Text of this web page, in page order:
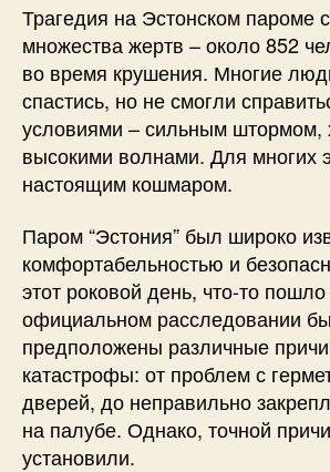
Трагедия на Эстонском пароме
множества жертв – около 852
во время крушения. Многие
спастись, но не смогли
условиями – сильным штормом,
высокими волнами. Для многих
настоящим кошмаром.
Паром “Эстония” был широко
комфортабельностью и
этот роковой день, что-то
официальном расследовании
предположены различные
катастрофы: от проблем с
дверей, до неправильно
на палубе. Однако, точной
установили.